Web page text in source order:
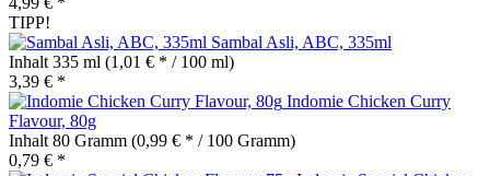
TIPP!
Sambal Asli, ABC, 335ml
Inhalt 335 ml (1,01 € * / 100 ml)
3,39 € *
Indomie Chicken Curry
Flavour, 80g
Inhalt 80 Gramm (0,99 € * / 100 Gramm)
0,79 € *